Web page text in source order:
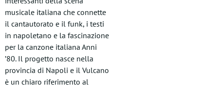
musicale italiana che connette
il cantautorato e il funk, i testi
in napoletano e la fascinazione
per la canzone italiana Anni
’80. Il progetto nasce nella
provincia di Napoli e il Vulcano
è un chiaro riferimento al